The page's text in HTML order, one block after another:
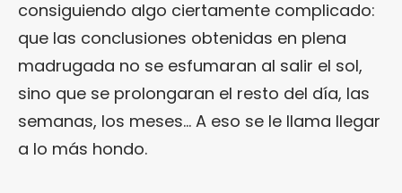
consiguiendo algo ciertamente complicado:
que las conclusiones obtenidas en plena
madrugada no se esfumaran al salir el sol,
sino que se prolongaran el resto del día, las
semanas, los meses… A eso se le llama llegar
a lo más hondo.